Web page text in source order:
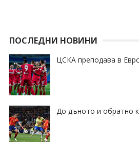
ПОСЛЕДНИ НОВИНИ
ЦСКА преподава в
До дъното и обратно